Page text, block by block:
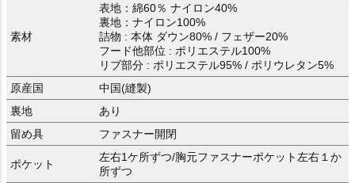
素材
表地：綿60％ ナイロン40%
裏地：ナイロン100%
詰物 : 本体 ダウン80% / フェザー20%
フード他部位 : ポリエステル100%
リブ部分 : ポリエステル95% / ポリウレタン5%
原産国
中国(縫製)
裏地
あり
留め具
ファスナー開閉
ポケット
左右1ケ所ずつ/胸元ファスナーポケット左右１か
所ずつ